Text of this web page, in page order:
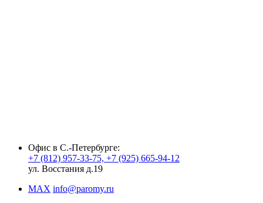
Офис в С.-Петербурге:
+7 (812) 957-33-75, +7 (925) 665-94-12
ул. Восстания д.19
MAX info@paromy.ru